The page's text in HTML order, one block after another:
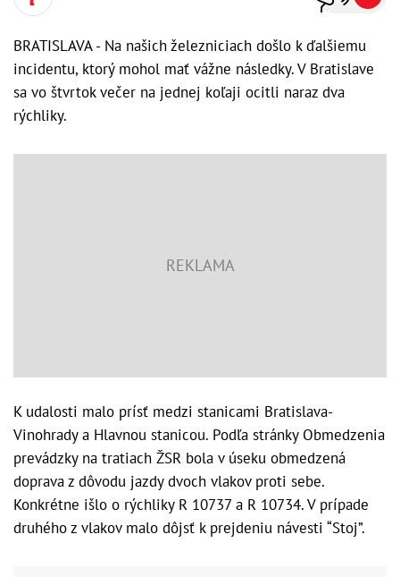
BRATISLAVA - Na našich železniciach došlo k ďalšiemu
incidentu, ktorý mohol mať vážne následky. V Bratislave
sa vo štvrtok večer na jednej koľaji ocitli naraz dva
rýchliky.
K udalosti malo prísť medzi stanicami Bratislava-
Vinohrady a Hlavnou stanicou. Podľa stránky Obmedzenia
prevádzky na tratiach ŽSR bola v úseku obmedzená
doprava z dôvodu jazdy dvoch vlakov proti sebe.
Konkrétne išlo o rýchliky R 10737 a R 10734. V prípade
druhého z vlakov malo dôjsť k prejdeniu návesti “Stoj”.